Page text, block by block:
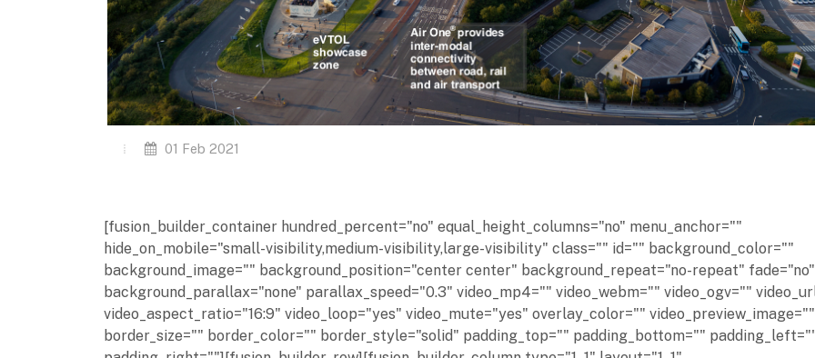
01 Feb 2021
[fusion_builder_container hundred_percent="no" equal_height_columns="no" menu_anchor=""
hide_on_mobile="small-visibility,medium-visibility,large-visibility" class="" id="" background_color=""
background_image="" background_position="center center" background_repeat="no-repeat" fade="no"
background_parallax="none" parallax_speed="0.3" video_mp4="" video_webm="" video_ogv=""
video_aspect_ratio="16:9" video_loop="yes" video_mute="yes" overlay_color="" video_preview_image=""
border_size="" border_color="" border_style="solid" padding_top="" padding_bottom=""